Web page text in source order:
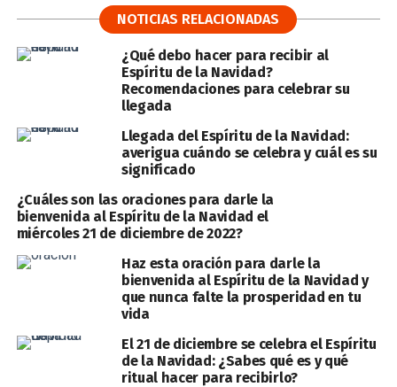
NOTICIAS RELACIONADAS
¿Qué debo hacer para recibir al
Espíritu de la Navidad?
Recomendaciones para celebrar su
llegada
Llegada del Espíritu de la Navidad:
averigua cuándo se celebra y cuál es su
significado
¿Cuáles son las oraciones para darle la
bienvenida al Espíritu de la Navidad el
miércoles 21 de diciembre de 2022?
Haz esta oración para darle la
bienvenida al Espíritu de la Navidad y
que nunca falte la prosperidad en tu
vida
El 21 de diciembre se celebra el Espíritu
de la Navidad: ¿Sabes qué es y qué
ritual hacer para recibirlo?